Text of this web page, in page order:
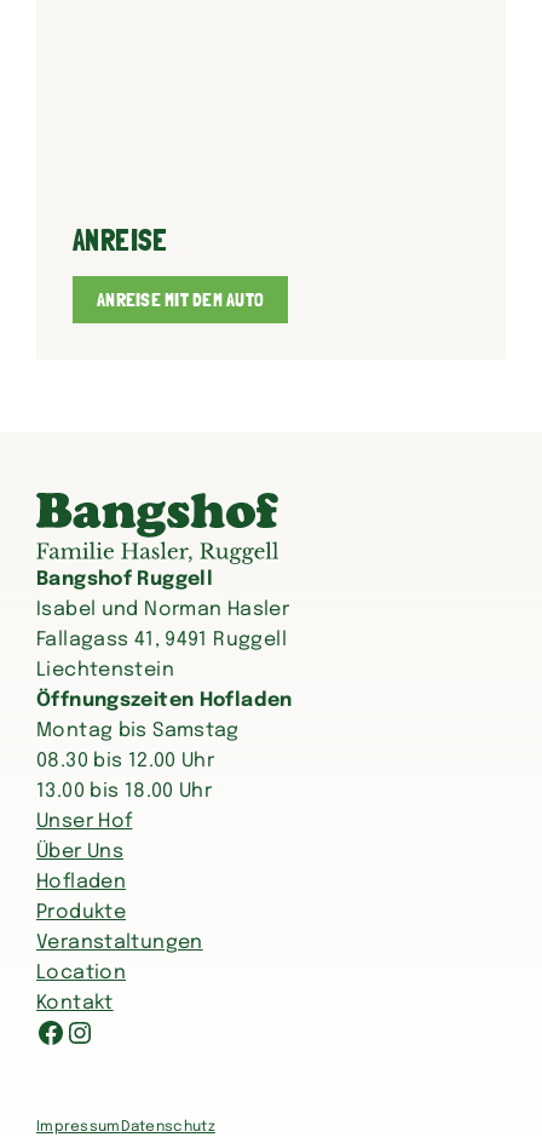
ANREISE
ANREISE MIT DEM AUTO
Bangshof Ruggell
Isabel und Norman Hasler
Fallagass 41, 9491 Ruggell
Liechtenstein
Öffnungszeiten Hofladen
Montag bis Samstag
08.30 bis 12.00 Uhr
13.00 bis 18.00 Uhr
Unser Hof
Über Uns
Hofladen
Produkte
Veranstaltungen
Location
Kontakt
Facebook
Instagram
Impressum Datenschutz